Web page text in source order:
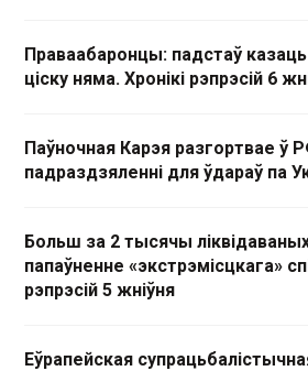
Праваабаронцы: падстаў
ціску няма. Хронікі рэпрэсій 6
Паўночная Карэя разгортвае ў
падраздзяленні для ўдараў па
Больш за 2 тысячы
папаўненне «экстрэмісцкага»
рэпрэсій 5 жніўня
Еўрапейская